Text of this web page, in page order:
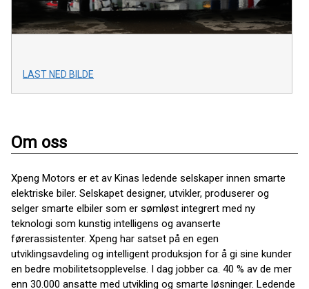
LAST NED BILDE
Om oss
Xpeng Motors er et av Kinas ledende selskaper innen smarte
elektriske biler. Selskapet designer, utvikler, produserer og
selger smarte elbiler som er sømløst integrert med ny
teknologi som kunstig intelligens og avanserte
førerassistenter. Xpeng har satset på en egen
utviklingsavdeling og intelligent produksjon for å gi sine kunder
en bedre mobilitetsopplevelse. I dag jobber ca. 40 % av de mer
enn 30.000 ansatte med utvikling og smarte løsninger. Ledende